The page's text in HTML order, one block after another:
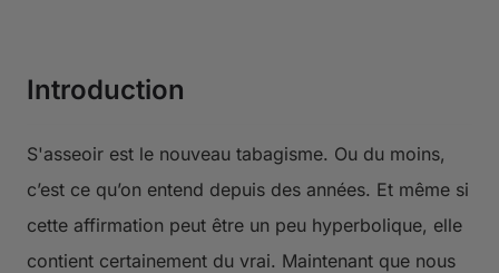
Introduction
S'asseoir est le nouveau tabagisme. Ou du moins,
c’est ce qu’on entend depuis des années. Et même si
cette affirmation peut être un peu hyperbolique, elle
contient certainement du vrai. Maintenant que nous